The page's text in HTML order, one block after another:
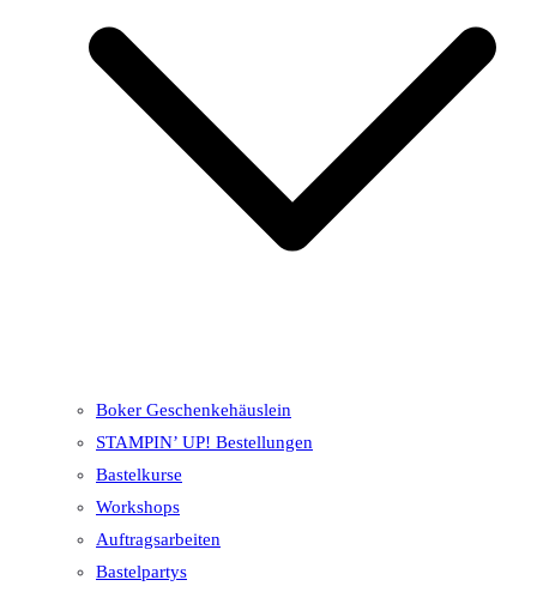
Boker Geschenkehäuslein
STAMPIN’ UP! Bestellungen
Bastelkurse
Workshops
Auftragsarbeiten
Bastelpartys